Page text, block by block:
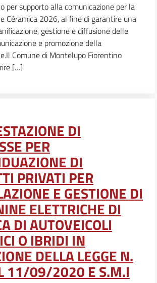
per supporto alla comunicazione per la
Céramica 2026, al fine di garantire una
gestione e diffusione delle
e promozione della
Comune di Montelupo Fiorentino
[…]
DI
PER
DI
PRIVATI PER
E GESTIONE DI
ELETTRICHE DI
DI AUTOVEICOLI
O IBRIDI IN
DELLA LEGGE N.
11/09/2020 E S.M.I